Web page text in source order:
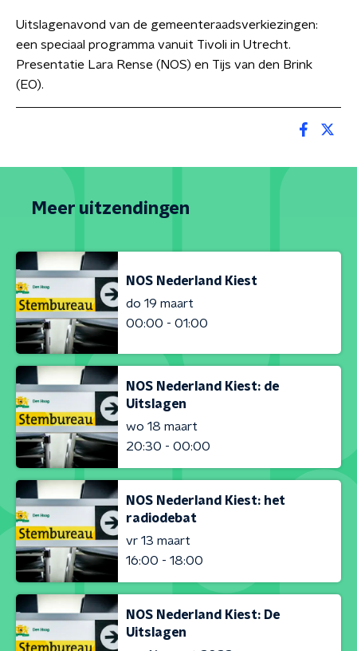
Uitslagenavond van de gemeenteraadsverkiezingen:
een speciaal programma vanuit Tivoli in Utrecht.
Presentatie Lara Rense (NOS) en Tijs van den Brink
(EO).
Meer uitzendingen
NOS Nederland Kiest
do 19 maart
00:00 - 01:00
NOS Nederland Kiest: de
Uitslagen
wo 18 maart
20:30 - 00:00
NOS Nederland Kiest: het
radiodebat
vr 13 maart
16:00 - 18:00
NOS Nederland Kiest: De
Uitslagen